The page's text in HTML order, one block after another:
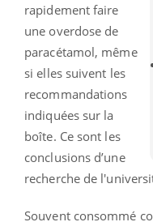
rapidement faire
une overdose de
paracétamol, même
si elles suivent les
recommandations
indiquées sur la
boîte. Ce sont les
conclusions d’une
recherche de
Souvent consommé